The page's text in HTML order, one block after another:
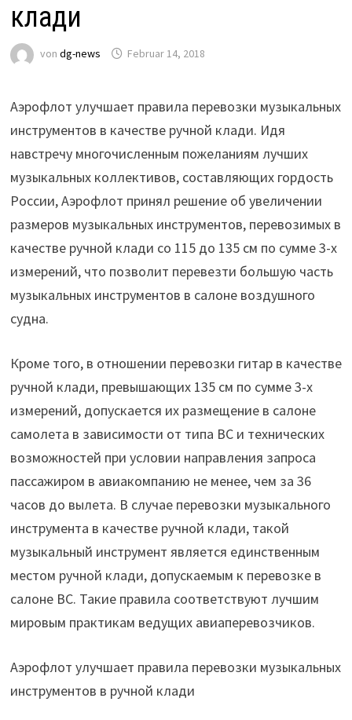
клади
von dg-news Februar 14, 2018
Аэрофлот улучшает правила перевозки музыкальных
инструментов в качестве ручной клади. Идя
навстречу многочисленным пожеланиям лучших
музыкальных коллективов, составляющих гордость
России, Аэрофлот принял решение об увеличении
размеров музыкальных инструментов, перевозимых в
качестве ручной клади со 115 до 135 см по сумме 3-х
измерений, что позволит перевезти большую часть
музыкальных инструментов в салоне воздушного
судна.
Кроме того, в отношении перевозки гитар в качестве
ручной клади, превышающих 135 см по сумме 3-х
измерений, допускается их размещение в салоне
самолета в зависимости от типа ВС и технических
возможностей при условии направления запроса
пассажиром в авиакомпанию не менее, чем за 36
часов до вылета. В случае перевозки музыкального
инструмента в качестве ручной клади, такой
музыкальный инструмент является единственным
местом ручной клади, допускаемым к перевозке в
салоне ВС. Такие правила соответствуют лучшим
мировым практикам ведущих авиаперевозчиков.
Аэрофлот улучшает правила перевозки музыкальных
инструментов в ручной клади